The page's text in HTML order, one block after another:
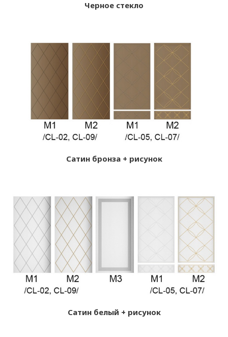
Черное стекло
Сатин бронза + рисунок
Сатин белый + рисунок